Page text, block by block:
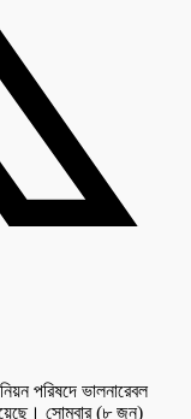
পরিষদে ভালনারেবল
সোমবার (৮ জুন)